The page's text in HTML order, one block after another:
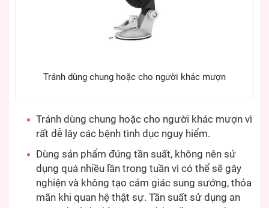
Tránh dùng chung hoặc cho người khác mượn
Tránh dùng chung hoặc cho người khác mượn vì
rất dễ lây các bệnh tình dục nguy hiểm.
Dùng sản phẩm đúng tần suất, không nên sử
dụng quá nhiều lần trong tuần vì có thể sẽ gây
nghiện và không tạo cảm giác sung sướng, thỏa
mãn khi quan hệ thật sự. Tần suất sử dụng an